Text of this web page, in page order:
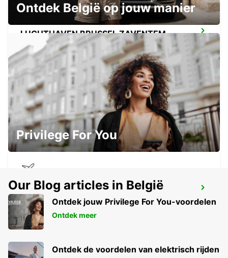
LUCHTHAVEN BRUSSEL ZAVENTEM
ZAVENTEM - BELGIUM
KERPEN SINDORF
KERPEN SINDORF - GERMANY
LUCHTHAVEN CHARLEROI BRUSSELS
SOUTH
GOSSELIES - BELGIUM
Ontdek België op jouw manier
Privilege For You
Our Blog articles in België
Ontdek jouw Privilege For You-voordelen
Ontdek meer
Ontdek de voordelen van elektrisch rijden